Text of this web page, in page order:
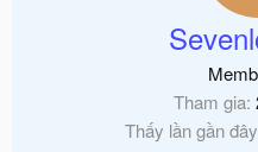
Tham gia
Thấy lần gần